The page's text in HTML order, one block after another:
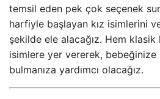
temsil eden pek çok seçenek
harfiyle başlayan kız isimlerini
şekilde ele alacağız. Hem
isimlere yer vererek, bebeğinize
bulmanıza yardımcı olacağız.